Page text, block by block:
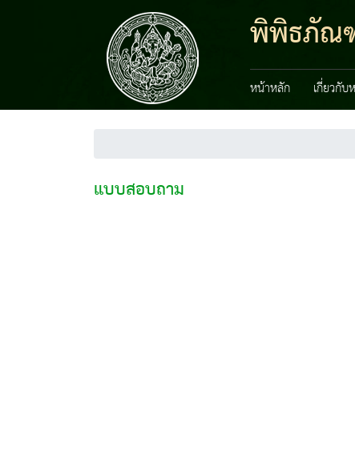
พิพิธภัณ
หน้าหลัก เกี่ยวกั
แบบสอบถาม